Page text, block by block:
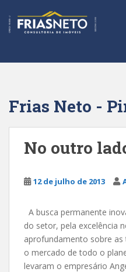
t
Frias Neto -
No outro
12 de julho de 2013
A busca permanente
do setor, pela excelência
aprofundamento sobre
o mercado de todo o
levaram o empresário